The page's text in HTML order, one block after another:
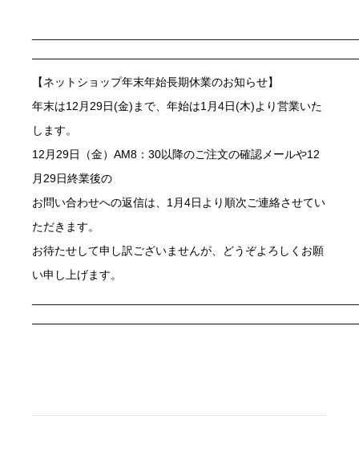
【ネットショップ年末年始長期休業のお知らせ】
年末は12月29日(金)まで、年始は1月4日(木)より営業いた
します。
12月29日（金）AM8：30以降のご注文の確認メールや12
月29日終業後の
お問い合わせへの返信は、1月4日より順次ご連絡させてい
ただきます。
お待たせして申し訳ございませんが、どうぞよろしくお願
い申し上げます。